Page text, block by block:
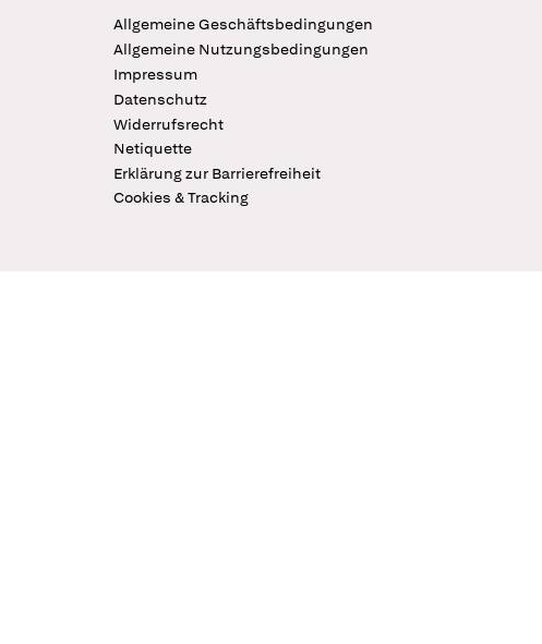
Allgemeine Geschäftsbedingungen
Allgemeine Nutzungsbedingungen
Impressum
Datenschutz
Widerrufsrecht
Netiquette
Erklärung zur Barrierefreiheit
Cookies & Tracking